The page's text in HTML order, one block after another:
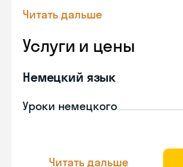
Читать дальше
Услуги и цены
Немецкий язык
Уроки немецкого
Читать дальше